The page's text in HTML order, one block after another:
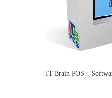
IT Brain POS –